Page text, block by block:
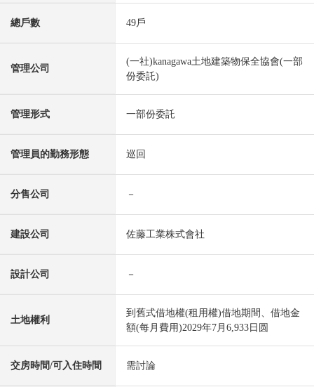
總戶數 49戶
管理公司
(一社)kanagawa土地建築物保全協會(一部
份委託)
管理形式 一部份委託
管理員的勤務形態 巡回
分售公司 －
建設公司 佐藤工業株式會社
設計公司 －
土地權利
到舊式借地權(租用權)借地期間、借地金
額(每月費用)2029年7月6,933日圆
交房時間/可入住時間 需討論